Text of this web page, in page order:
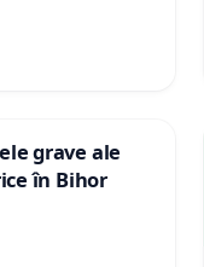
grave ale
în Bihor